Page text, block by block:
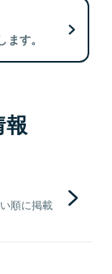
す。
順に掲載